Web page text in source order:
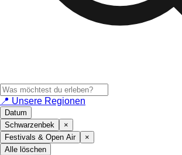
📍 Unsere Regionen
Datum
Schwarzenbek
×
Festivals & Open Air
×
Alle löschen